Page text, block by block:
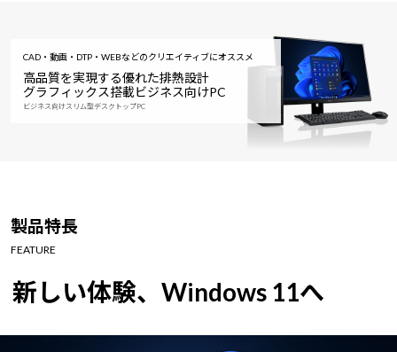
CAD・動画・DTP・WEBなどのクリエイティブにオススメ
高品質を実現する優れた排熱設計
グラフィックス搭載ビジネス向けPC
ビジネス向けスリム型デスクトップPC
製品特長
FEATURE
新しい体験、Windows 11へ